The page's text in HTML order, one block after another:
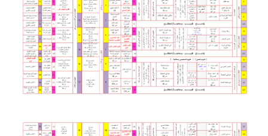
شهادة التعليم المتوسط
بنك الفروض و الاختبارات
محفظة الأستاذ
بنك التوزيعات الشهرية